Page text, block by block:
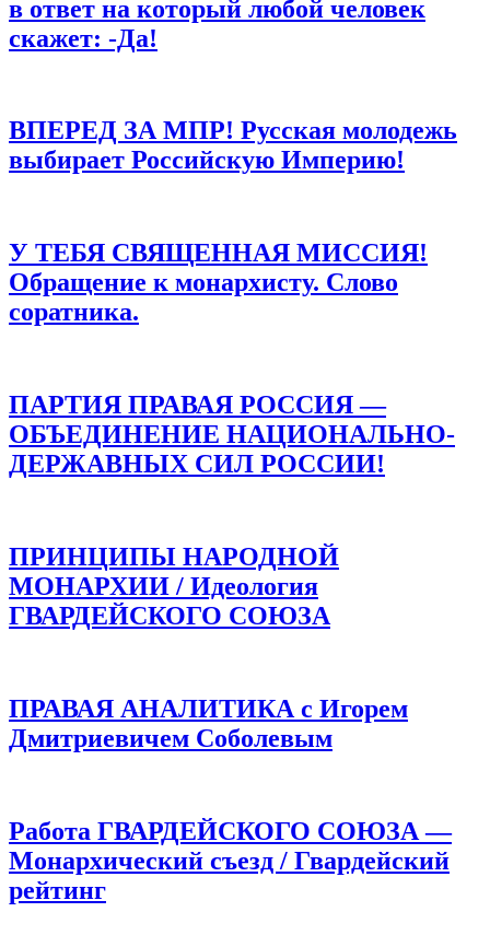
Сохранить моё имя, email и адрес сайта в этом браузере для
последующих моих комментариев.
в ответ на который любой человек
скажет: -Да!
ВПЕРЕД ЗА МПР! Русская молодежь
выбирает Российскую Империю!
У ТЕБЯ СВЯЩЕННАЯ МИССИЯ!
Обращение к монархисту. Слово
соратника.
ПАРТИЯ ПРАВАЯ РОССИЯ —
ОБЪЕДИНЕНИЕ НАЦИОНАЛЬНО-
ДЕРЖАВНЫХ СИЛ РОССИИ!
ПРИНЦИПЫ НАРОДНОЙ
МОНАРХИИ / Идеология
ГВАРДЕЙСКОГО СОЮЗА
ПРАВАЯ АНАЛИТИКА с Игорем
Дмитриевичем Соболевым
Работа ГВАРДЕЙСКОГО СОЮЗА —
Монархический съезд / Гвардейский
рейтинг